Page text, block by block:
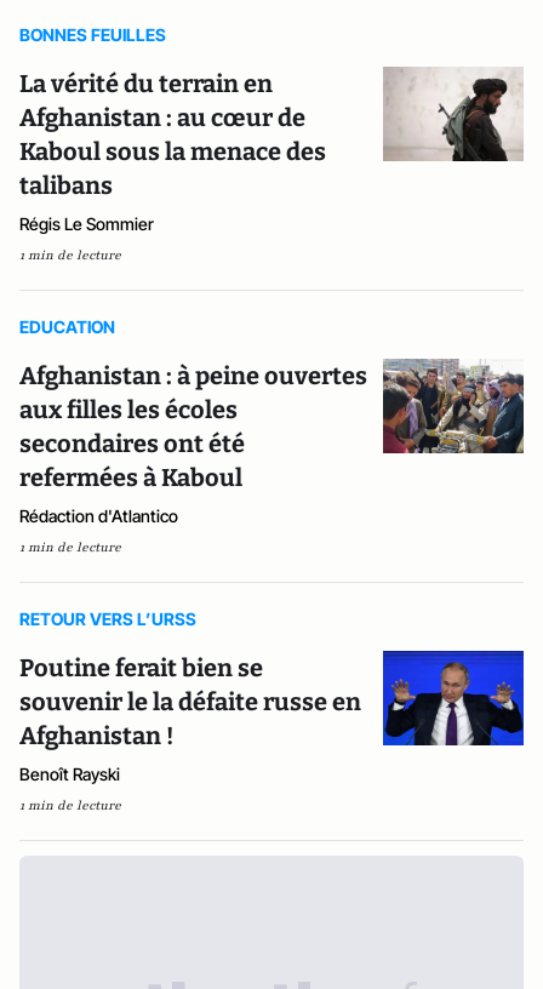
BONNES FEUILLES
La vérité du terrain en
Afghanistan : au cœur de
Kaboul sous la menace des
talibans
Régis Le Sommier
1 min de lecture
EDUCATION
Afghanistan : à peine ouvertes
aux filles les écoles
secondaires ont été
refermées à Kaboul
Rédaction d'Atlantico
1 min de lecture
RETOUR VERS L’URSS
Poutine ferait bien se
souvenir le la défaite russe en
Afghanistan !
Benoît Rayski
1 min de lecture